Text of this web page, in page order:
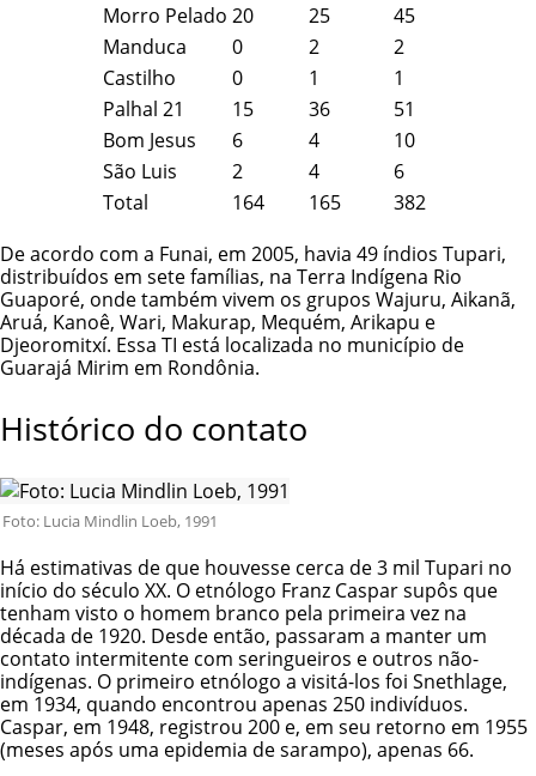
Morro Pelado 20 25
45
Manduca
0 2
2
Castilho
0 1
1
Palhal 21
15 36
51
Bom Jesus
6 4
10
São Luis
2 4
6
Total
164 165
382
De acordo com a Funai, em 2005, havia 49 índios Tupari,
distribuídos em sete famílias, na Terra Indígena Rio
Guaporé, onde também vivem os grupos Wajuru, Aikanã,
Aruá, Kanoê, Wari, Makurap, Mequém, Arikapu e
Djeoromitxí. Essa TI está localizada no município de
Guarajá Mirim em Rondônia.
Histórico do contato
Foto: Lucia Mindlin Loeb, 1991
Há estimativas de que houvesse cerca de 3 mil Tupari no
início do século XX. O etnólogo Franz Caspar supôs que
tenham visto o homem branco pela primeira vez na
década de 1920. Desde então, passaram a manter um
contato intermitente com seringueiros e outros não-
indígenas. O primeiro etnólogo a visitá-los foi Snethlage,
em 1934, quando encontrou apenas 250 indivíduos.
Caspar, em 1948, registrou 200 e, em seu retorno em 1955
(meses após uma epidemia de sarampo), apenas 66.